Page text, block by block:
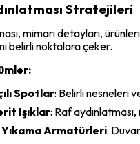
Stratejileri
mimari detayları,
belirli noktalara çeker.
Spotlar: Belirli nesneleri
Işıklar: Raf
Armatürleri: